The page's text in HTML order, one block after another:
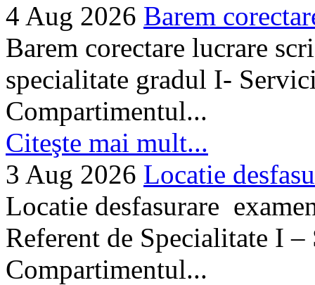
4 Aug 2026 Barem
Barem corectare lucrare
specialitate gradul I-
Compartimentul...
Citeşte mai mult...
3 Aug 2026 Locatie
Locatie desfasurare
Referent de Specialitate I
Compartimentul...